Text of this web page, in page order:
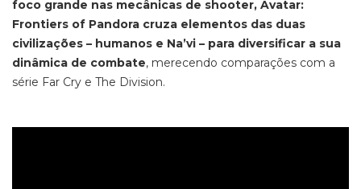
foco grande nas mecânicas de shooter, Avatar:
Frontiers of Pandora cruza elementos das duas
civilizações – humanos e Na’vi – para diversificar a sua
dinâmica de combate, merecendo comparações com a
série Far Cry e The Division.